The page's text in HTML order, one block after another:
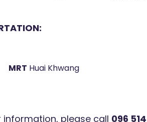
MRT Huai Khwang
information, please call 096